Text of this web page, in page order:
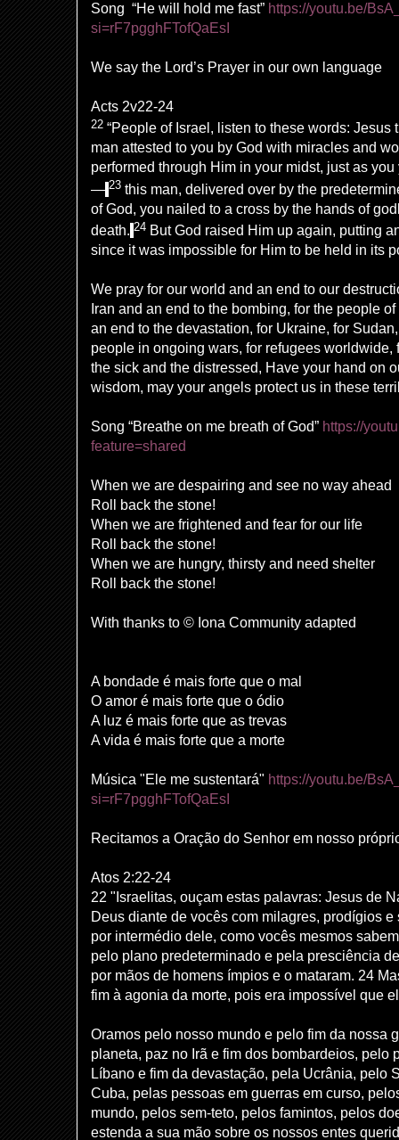
Song “He will hold me fast” https://youtu.be/
si=rF7pgghFTofQaEsI
We say the Lord’s Prayer in our own language
Acts 2v22-24
22 “People of Israel, listen to these words: Jesus
man attested to you by God with miracles and
performed through Him in your midst, just as
— 23 this man, delivered over by the
of God, you nailed to a cross by the hands of
death. 24 But God raised Him up again, putting
since it was impossible for Him to be held in its
We pray for our world and an end to our
Iran and an end to the bombing, for the people
an end to the devastation, for Ukraine, for
people in ongoing wars, for refugees worldwide,
the sick and the distressed, Have your hand on
wisdom, may your angels protect us in these
Song “Breathe on me breath of God” https://
feature=shared
When we are despairing and see no way ahead
Roll back the stone!
When we are frightened and fear for our life
Roll back the stone!
When we are hungry, thirsty and need shelter
Roll back the stone!
With thanks to © Iona Community adapted
A bondade é mais forte que o mal
O amor é mais forte que o ódio
A luz é mais forte que as trevas
A vida é mais forte que a morte
Música "Ele me sustentará" https://youtu.be/
si=rF7pgghFTofQaEsI
Recitamos a Oração do Senhor em nosso
Atos 2:22-24
22 "Israelitas, ouçam estas palavras: Jesus de
Deus diante de vocês com milagres, prodígios
por intermédio dele, como vocês mesmos
pelo plano predeterminado e pela presciência
por mãos de homens ímpios e o mataram. 24
fim à agonia da morte, pois era impossível que
Oramos pelo nosso mundo e pelo fim da nossa
planeta, paz no Irã e fim dos bombardeios, pelo
Líbano e fim da devastação, pela Ucrânia, pelo
Cuba, pelas pessoas em guerras em curso,
mundo, pelos sem-teto, pelos famintos, pelos
estenda a sua mão sobre os nossos entes